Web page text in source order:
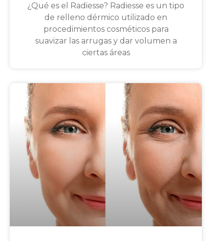
¿Qué es el Radiesse? Radiesse es un tipo
de relleno dérmico utilizado en
procedimientos cosméticos para
suavizar las arrugas y dar volumen a
ciertas áreas